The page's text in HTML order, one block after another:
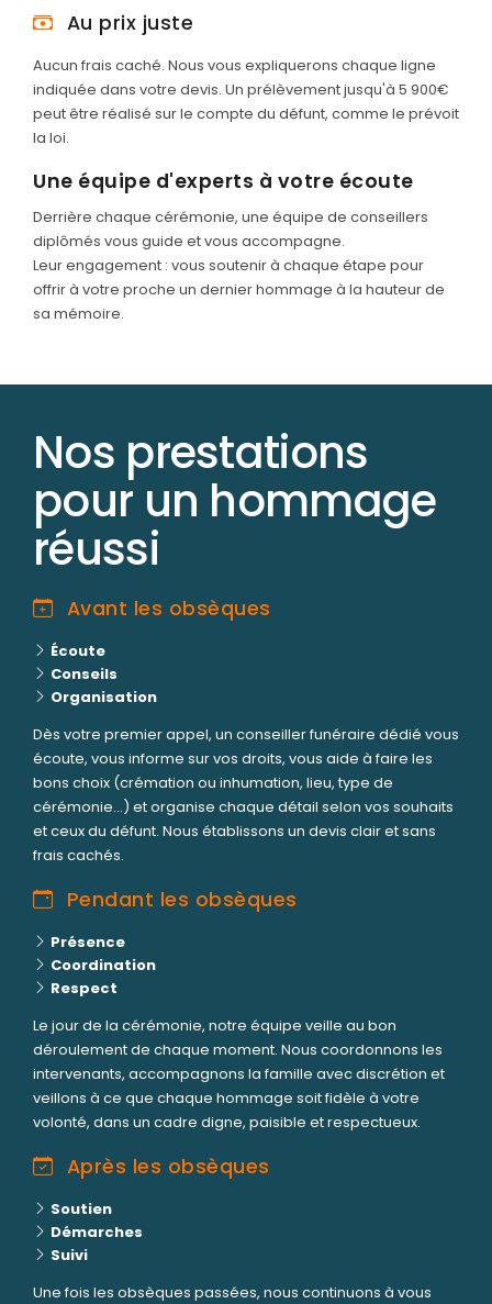
Au prix juste
Aucun frais caché. Nous vous expliquerons chaque ligne
indiquée dans votre devis. Un prélèvement jusqu'à 5 900€
peut être réalisé sur le compte du défunt, comme le prévoit
la loi.
Une équipe d'experts à votre écoute
Derrière chaque cérémonie, une équipe de conseillers
diplômés vous guide et vous accompagne.
Leur engagement : vous soutenir à chaque étape pour
offrir à votre proche un dernier hommage à la hauteur de
sa mémoire.
Nos prestations
pour un hommage
réussi
Avant les obsèques
Écoute
Conseils
Organisation
Dès votre premier appel, un conseiller funéraire dédié vous
écoute, vous informe sur vos droits, vous aide à faire les
bons choix (crémation ou inhumation, lieu, type de
cérémonie...) et organise chaque détail selon vos souhaits
et ceux du défunt. Nous établissons un devis clair et sans
frais cachés.
Pendant les obsèques
Présence
Coordination
Respect
Le jour de la cérémonie, notre équipe veille au bon
déroulement de chaque moment. Nous coordonnons les
intervenants, accompagnons la famille avec discrétion et
veillons à ce que chaque hommage soit fidèle à votre
volonté, dans un cadre digne, paisible et respectueux.
Après les obsèques
Soutien
Démarches
Suivi
Une fois les obsèques passées, nous continuons à vous